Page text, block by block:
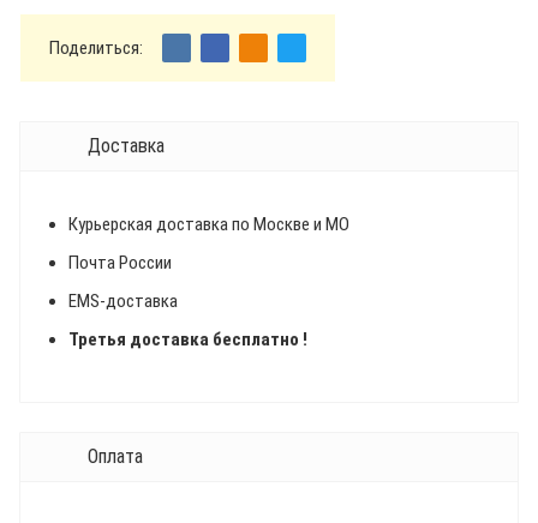
Поделиться:
Доставка
Курьерская доставка по Москве и МО
Почта России
EMS-доставка
Третья доставка бесплатно !
Оплата